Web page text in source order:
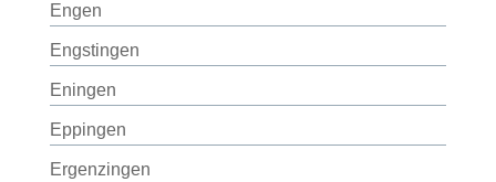
Engen
Engstingen
Eningen
Eppingen
Ergenzingen